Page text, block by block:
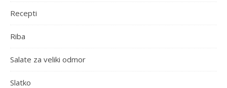
Recepti
Riba
Salate za veliki odmor
Slatko